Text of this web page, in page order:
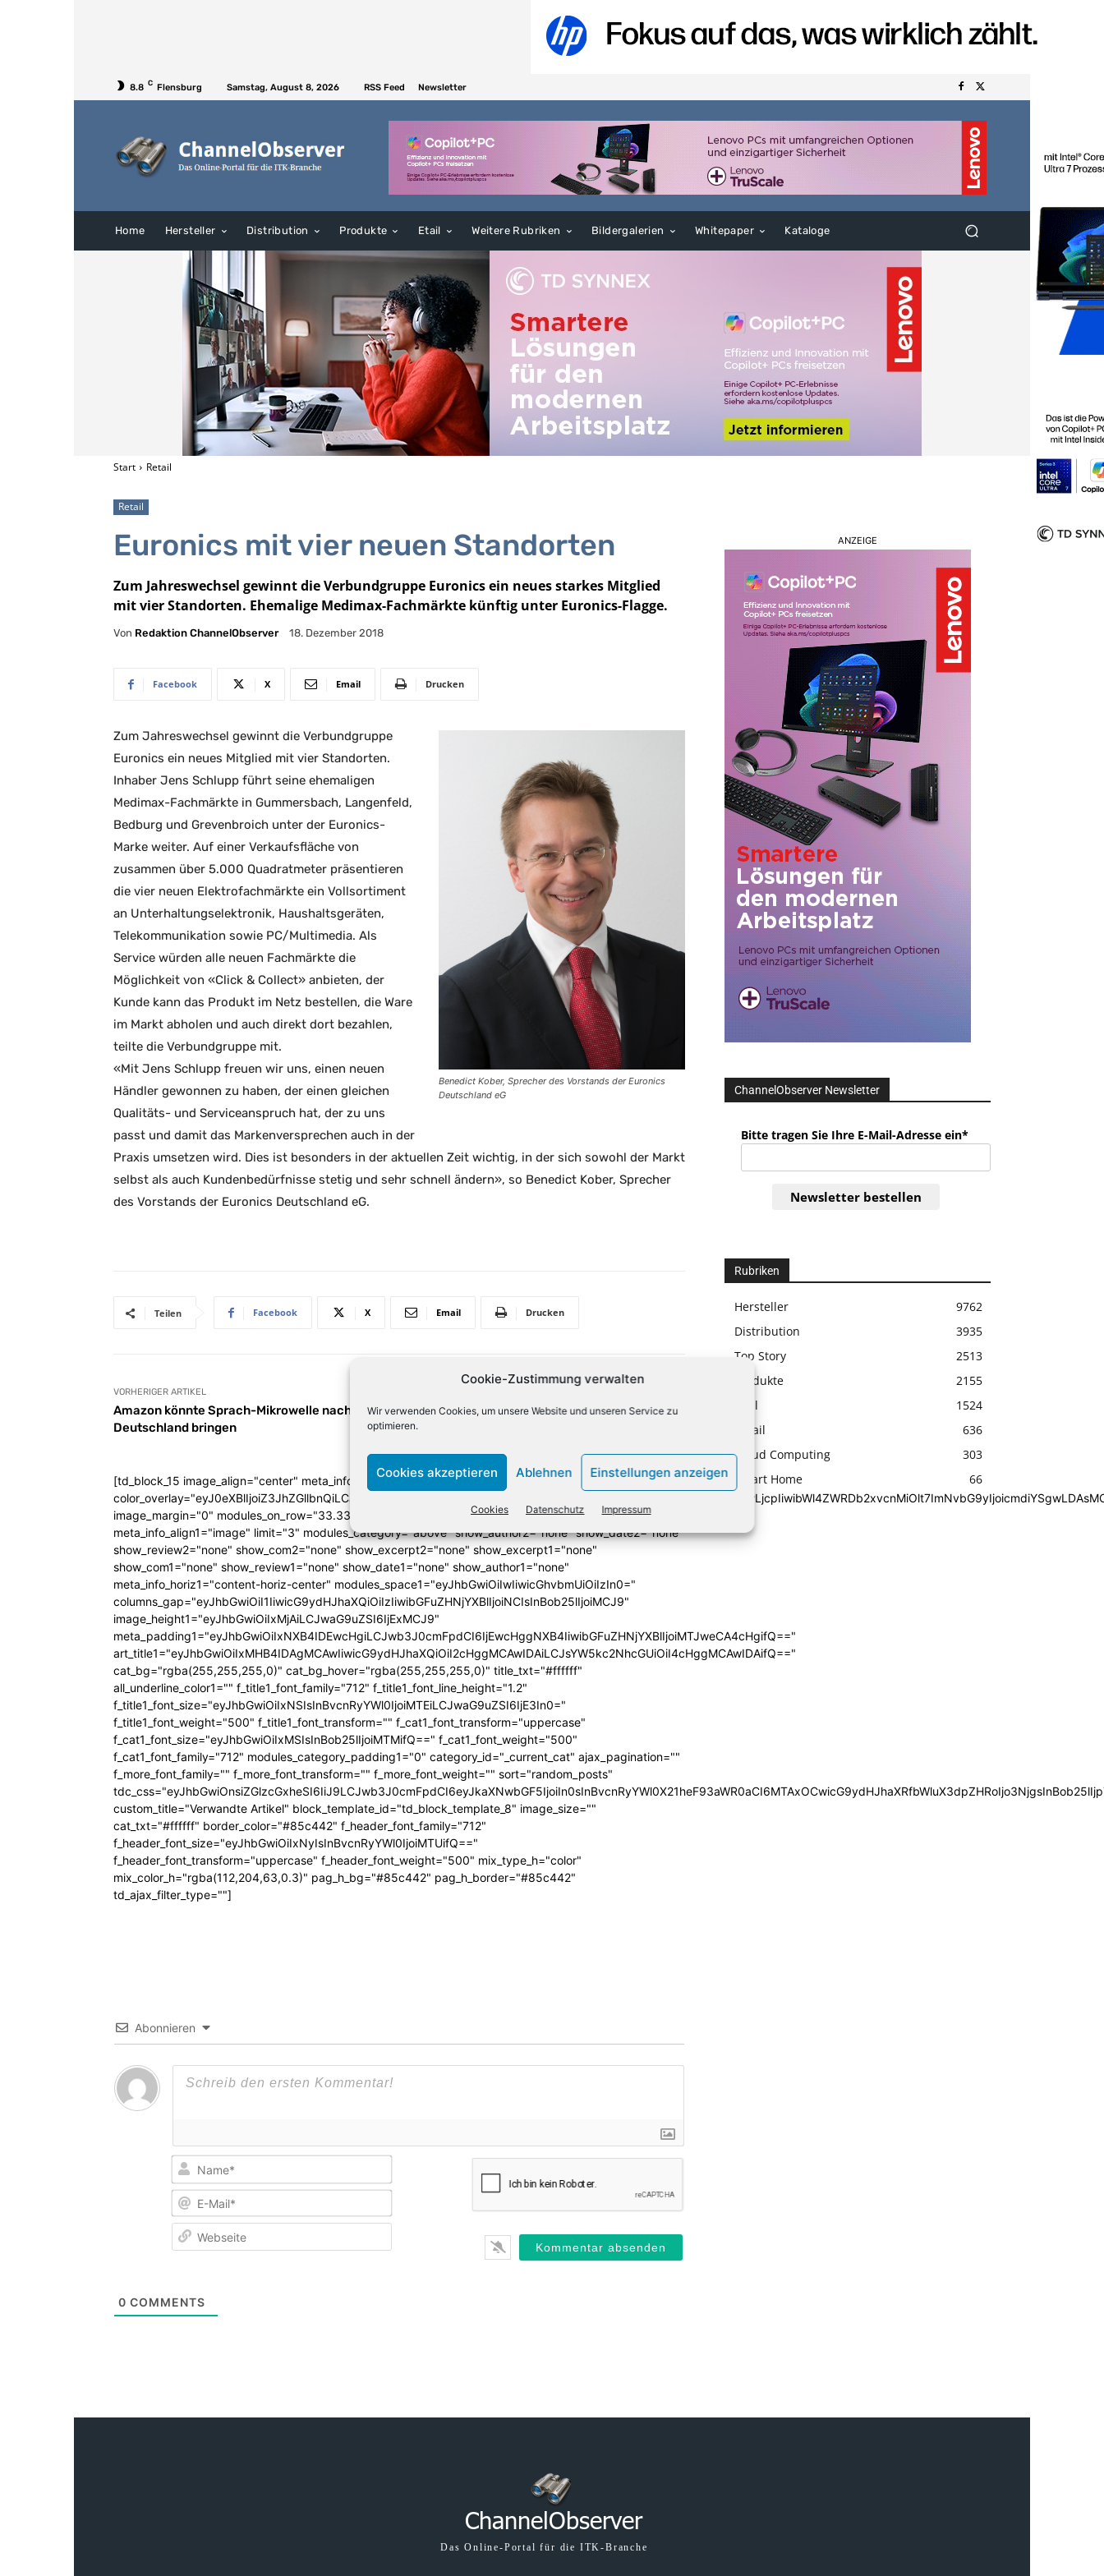
Cookie-Zustimmung verwalten
Wir verwenden Cookies, um unsere Website und unseren Service zu
optimieren.
Cookies akzeptieren Ablehnen Einstellungen anzeigen
Cookies Datenschutz Impressum
8.8 C Flensburg Samstag, August 8, 2026 RSS Feed Newsletter
Home Hersteller Distribution Produkte Etail Weitere Rubriken Bildergalerien Whitepaper Kataloge
Start Retail
Retail
Euronics mit vier neuen Standorten
Zum Jahreswechsel gewinnt die Verbundgruppe Euronics ein neues starkes Mitglied
mit vier Standorten. Ehemalige Medimax-Fachmärkte künftig unter Euronics-Flagge.
Von Redaktion ChannelObserver 18. Dezember 2018
Facebook X Email Drucken
Benedict Kober, Sprecher des Vorstands der Euronics
Deutschland eG
Zum Jahreswechsel gewinnt die Verbundgruppe
Euronics ein neues Mitglied mit vier Standorten.
Inhaber Jens Schlupp führt seine ehemaligen
Medimax-Fachmärkte in Gummersbach, Langenfeld,
Bedburg und Grevenbroich unter der Euronics-
Marke weiter. Auf einer Verkaufsfläche von
zusammen über 5.000 Quadratmeter präsentieren
die vier neuen Elektrofachmärkte ein Vollsortiment
an Unterhaltungselektronik, Haushaltsgeräten,
Telekommunikation sowie PC/Multimedia. Als
Service würden alle neuen Fachmärkte die
Möglichkeit von «Click & Collect» anbieten, der
Kunde kann das Produkt im Netz bestellen, die Ware
im Markt abholen und auch direkt dort bezahlen,
teilte die Verbundgruppe mit.
«Mit Jens Schlupp freuen wir uns, einen neuen
Händler gewonnen zu haben, der einen gleichen
Qualitäts- und Serviceanspruch hat, der zu uns
passt und damit das Markenversprechen auch in der
Praxis umsetzen wird. Dies ist besonders in der aktuellen Zeit wichtig, in der sich sowohl der Markt
selbst als auch Kundenbedürfnisse stetig und sehr schnell ändern», so Benedict Kober, Sprecher
des Vorstands der Euronics Deutschland eG.
Teilen Facebook X Email Drucken
VORHERIGER ARTIKEL
Amazon könnte Sprach-Mikrowelle nach
Deutschland bringen
Fauser wird Deutschland-Chef von HP
[td_block_15 image_align="center" meta_info_align="bottom"
image_margin="0" modules_on_row="33.33333333%" columns="33.33333333%"
meta_info_align1="image" limit="3" modules_category="above" show_author2="none" show_date2="none"
show_review2="none" show_com2="none" show_excerpt2="none" show_excerpt1="none"
show_com1="none" show_review1="none" show_date1="none" show_author1="none"
meta_info_horiz1="content-horiz-center" modules_space1="eyJhbGwiOiIwIiwicGhvbmUiOiIzIn0="
columns_gap="eyJhbGwiOiI1IiwicG9ydHJhaXQiOiIzIiwibGFuZHNjYXBlIjoiNCIsInBob25lIjoiMCJ9"
image_height1="eyJhbGwiOiIxMjAiLCJwaG9uZSI6IjExMCJ9"
meta_padding1="eyJhbGwiOiIxNXB4IDEwcHgiLCJwb3J0cmFpdCI6IjEwcHggNXB4IiwibGFuZHNjYXBlIjoiMTJweCA4cHgifQ=="
art_title1="eyJhbGwiOiIxMHB4IDAgMCAwIiwicG9ydHJhaXQiOiI2cHggMCAwIDAiLCJsYW5kc2NhcGUiOiI4cHggMCAwIDAifQ=="
cat_bg="rgba(255,255,255,0)" cat_bg_hover="rgba(255,255,255,0)" title_txt="#ffffff"
all_underline_color1="" f_title1_font_family="712" f_title1_font_line_height="1.2"
f_title1_font_size="eyJhbGwiOiIxNSIsInBvcnRyYWl0IjoiMTEiLCJwaG9uZSI6IjE3In0="
f_title1_font_weight="500" f_title1_font_transform="" f_cat1_font_transform="uppercase"
f_cat1_font_size="eyJhbGwiOiIxMSIsInBob25lIjoiMTMifQ==" f_cat1_font_weight="500"
f_cat1_font_family="712" modules_category_padding1="0" category_id="_current_cat" ajax_pagination=""
f_more_font_family="" f_more_font_transform="" f_more_font_weight="" sort="random_posts"
custom_title="Verwandte Artikel" block_template_id="td_block_template_8" image_size=""
cat_txt="#ffffff" border_color="#85c442" f_header_font_family="712"
f_header_font_size="eyJhbGwiOiIxNyIsInBvcnRyYWl0IjoiMTUifQ=="
f_header_font_transform="uppercase" f_header_font_weight="500" mix_type_h="color"
mix_color_h="rgba(112,204,63,0.3)" pag_h_bg="#85c442" pag_h_border="#85c442"
td_ajax_filter_type=""]
Abonnieren
Name*
E-
0 COMMENTS
ANZEIGE
ChannelObserver Newsletter
Bitte tragen Sie Ihre E-Mail-Adresse ein*
Newsletter bestellen
Rubriken
Hersteller
9762
Distribution
3935
Top Story
2513
Produkte
2155
Etail
1524
Retail
636
Cloud Computing
303
Smart Home
66
Das Online-Portal für die ITK-Branche